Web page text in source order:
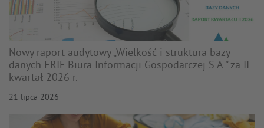
Nowy raport audytowy „Wielkość i struktura bazy
danych ERIF Biura Informacji Gospodarczej S.A.” za II
kwartał 2026 r.
21 lipca 2026